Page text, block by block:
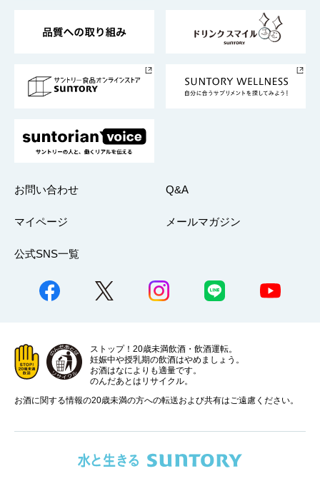
採用情報
お問い合わせ Q&A
マイページ メールマガジン
公式SNS一覧
ストップ！20歳未満飲酒・飲酒運転。
妊娠中や授乳期の飲酒はやめましょう。
お酒はなによりも適量です。
のんだあとはリサイクル。
お酒に関する情報の20歳未満の方への転送および共有はご遠慮ください。